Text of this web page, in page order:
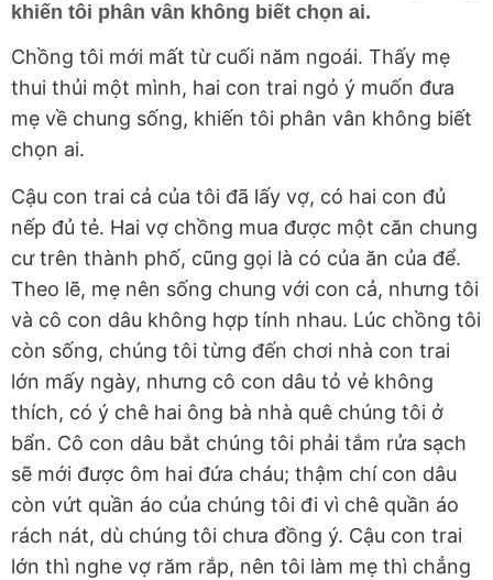
khiến tôi phân vân không biết chọn ai.
Chồng tôi mới mất từ cuối năm ngoái. Thấy mẹ
thui thủi một mình, hai con trai ngỏ ý muốn đưa
mẹ về chung sống, khiến tôi phân vân không biết
chọn ai.
Cậu con trai cả của tôi đã lấy vợ, có hai con đủ
nếp đủ tẻ. Hai vợ chồng mua được một căn chung
cư trên thành phố, cũng gọi là có của ăn của để.
Theo lẽ, mẹ nên sống chung với con cả, nhưng tôi
và cô con dâu không hợp tính nhau. Lúc chồng tôi
còn sống, chúng tôi từng đến chơi nhà con trai
lớn mấy ngày, nhưng cô con dâu tỏ vẻ không
thích, có ý chê hai ông bà nhà quê chúng tôi ở
bẩn. Cô con dâu bắt chúng tôi phải tắm rửa sạch
sẽ mới được ôm hai đứa cháu; thậm chí con dâu
còn vứt quần áo của chúng tôi đi vì chê quần áo
rách nát, dù chúng tôi chưa đồng ý. Cậu con trai
lớn thì nghe vợ răm rắp, nên tôi làm mẹ thì chẳng